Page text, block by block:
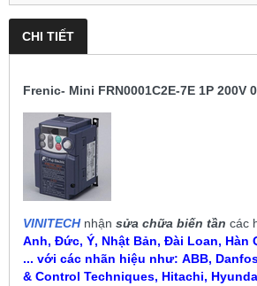
CHI TIẾT
Frenic- Mini FRN0001C2E-7E 1P 200V
VINITECHnhận sửa chữa biến tần các
Anh, Đức, Ý, Nhật Bản, Đài Loan, Hàn
... với các nhãn hiệu như: ABB,
& Control Techniques, Hitachi,